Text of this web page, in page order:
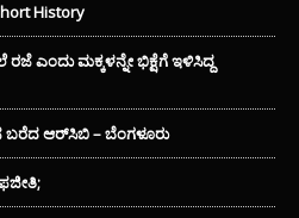
History
ಎಂದು ಮಕ್ಕಳನ್ನೇ ಭಿಕ್ಷೆಗೆ ಇಳಿಸಿದ್ದ
ಬರೆದ ಆರ್‌ಸಿಬಿ – ಬೆಂಗಳೂರು